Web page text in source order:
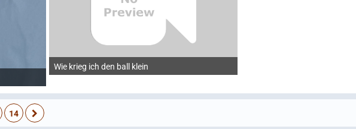
Wie krieg ich den ball klein
14